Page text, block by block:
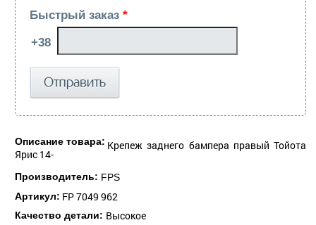
Быстрый заказ *
Описание товара: Крепеж заднего бампера правый Тойота
Ярис 14-
Производитель: FPS
Артикул: FP 7049 962
Качество детали: Высокое